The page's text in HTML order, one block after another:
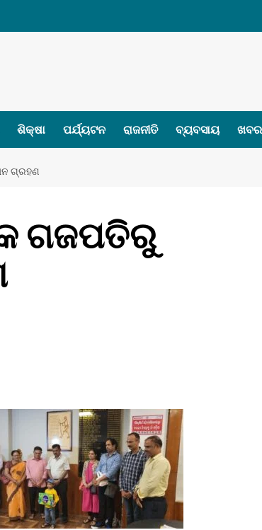
ଶିକ୍ଷା ପର୍ଯ୍ୟଟନ ରାଜନୀତି ବ୍ୟବସାୟ ଖବର
ଗ୍ରହଣ
ଗଜପତିରୁ